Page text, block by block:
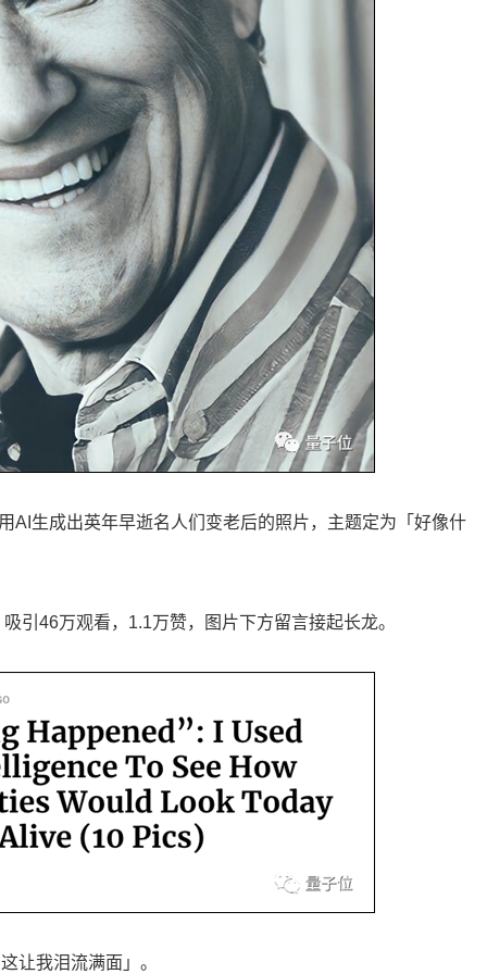
AI生成出英年早逝名人们变老后的照片，主题定为「好像什
引46万观看，1.1万赞，图片下方留言接起长龙。
让我泪流满面」。